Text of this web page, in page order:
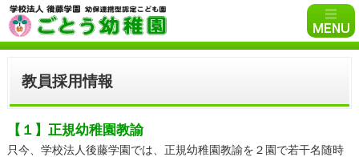
教員採用情報
【１】正規幼稚園教諭
只今、学校法人後藤学園では、正規幼稚園教諭を２園で若干名随時